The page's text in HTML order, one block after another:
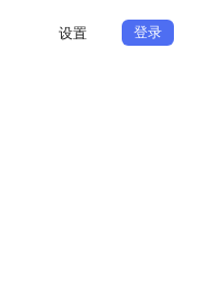
设置 登录